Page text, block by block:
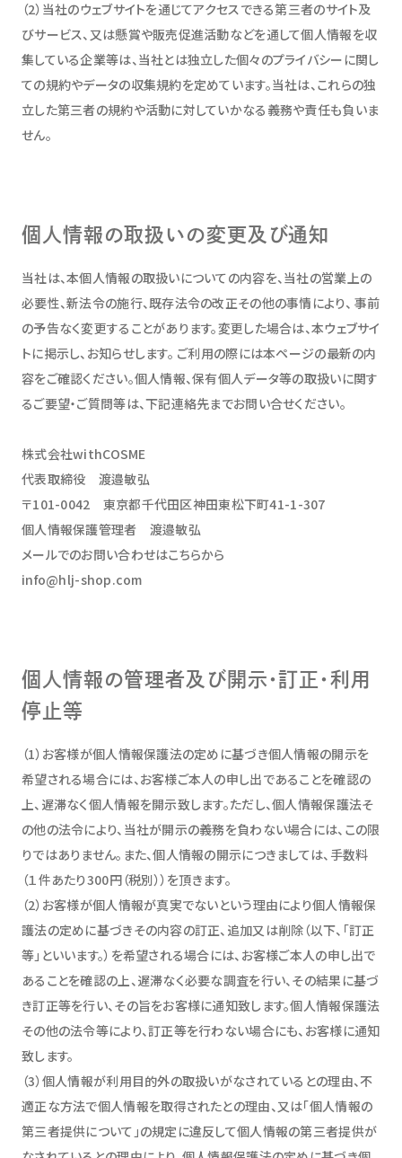
（2）当社のウェブサイトを通じてアクセスできる第三者のサイト及
びサービス、又は懸賞や販売促進活動などを通して個人情報を収
集している企業等は、当社とは独立した個々のプライバシーに関し
ての規約やデータの収集規約を定めています。当社は、これらの独
立した第三者の規約や活動に対していかなる義務や責任も負いま
せん。
個人情報の取扱いの変更及び通知
当社は、本個人情報の取扱いについての内容を、当社の営業上の
必要性、新法令の施行、既存法令の改正その他の事情により、 事前
の予告なく変更することがあります。変更した場合は、本ウェブサイ
トに掲示し、お知らせします。 ご利用の際には本ページの最新の内
容をご確認ください。個人情報、保有個人データ等の取扱いに関す
るご要望・ご質問等は、下記連絡先までお問い合せください。
株式会社withCOSME
代表取締役 渡邉敏弘
〒101-0042 東京都千代田区神田東松下町41-1-307
個人情報保護管理者 渡邉敏弘
メールでのお問い合わせはこちらから
info@hlj-shop.com
個人情報の管理者及び開示・訂正・利用
停止等
（1）お客様が個人情報保護法の定めに基づき個人情報の開示を
希望される場合には、お客様ご本人の申し出であることを確認の
上、遅滞なく個人情報を開示致します。ただし、個人情報保護法そ
の他の法令により、当社が開示の義務を負わない場合には、この限
りではありません。また、個人情報の開示につきましては、手数料
（１件あたり300円（税別））を頂きます。
（2）お客様が個人情報が真実でないという理由により個人情報保
護法の定めに基づきその内容の訂正、追加又は削除（以下、「訂正
等」といいます。）を希望される場合には、お客様ご本人の申し出で
あることを確認の上、遅滞なく必要な調査を行い、その結果に基づ
き訂正等を行い、その旨をお客様に通知致します。個人情報保護法
その他の法令等により、訂正等を行わない場合にも、お客様に通知
致します。
（3）個人情報が利用目的外の取扱いがなされているとの理由、不
適正な方法で個人情報を取得されたとの理由、又は「個人情報の
第三者提供について」の規定に違反して個人情報の第三者提供が